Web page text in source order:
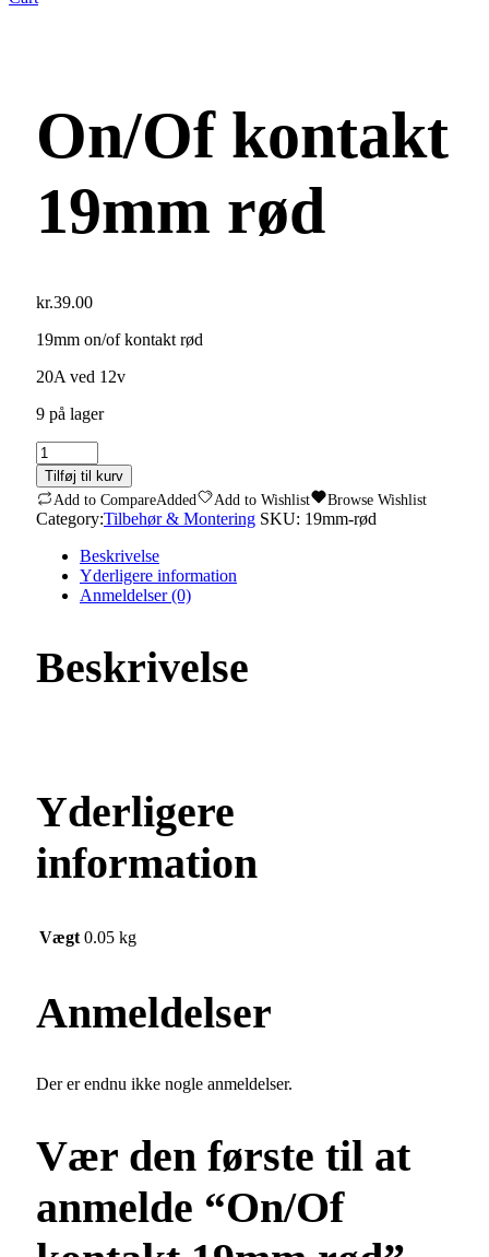
On/Of kontakt
19mm rød
kr.39.00
19mm on/of kontakt rød
20A ved 12v
9 på lager
On/Of
kontakt
19mm
rød
quantity
Tilføj til kurv
Add to CompareAdded Add to Wishlist Browse Wishlist
Category:Tilbehør & Montering SKU: 19mm-rød
Beskrivelse
Yderligere information
Anmeldelser (0)
Beskrivelse
Yderligere
information
Vægt 0.05 kg
Anmeldelser
Der er endnu ikke nogle anmeldelser.
Vær den første til at
anmelde “On/Of